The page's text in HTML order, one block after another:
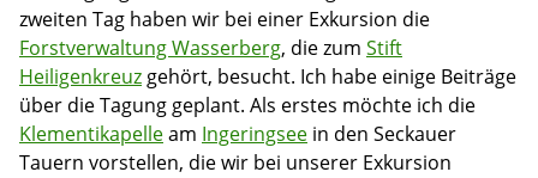
zweiten Tag haben wir bei einer Exkursion die
Forstverwaltung Wasserberg, die zum Stift
Heiligenkreuz gehört, besucht. Ich habe einige Beiträge
über die Tagung geplant. Als erstes möchte ich die
Klementikapelleam Ingeringsee in den Seckauer
Tauern vorstellen, die wir bei unserer Exkursion